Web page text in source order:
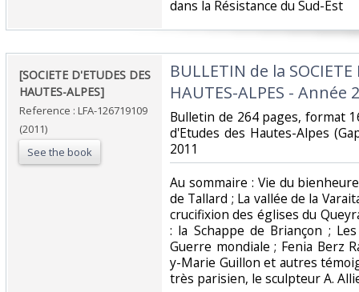
dans la Résistance du Sud-Est‎
‎[SOCIETE D'ETUDES DES
HAUTES-ALPES] ‎
Reference : LFA-126719109
(2011)
See the book
‎BULLETIN de la SOCIETE
HAUTES-ALPES - Année
‎Bulletin de 264 pages, format
d'Etudes des Hautes-Alpes
2011‎
‎Au sommaire : Vie du
de Tallard ; La vallée de la
crucifixion des églises du
: la Schappe de Briançon ;
Guerre mondiale ; Fenia Berz
y-Marie Guillon et autres
très parisien, le sculpteur A.